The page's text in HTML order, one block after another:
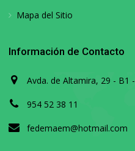
Mapa del Sitio
Información de Contacto
Avda. de Altamira, 29 - B1
954 52 38 11
fedemaem@hotmail.com